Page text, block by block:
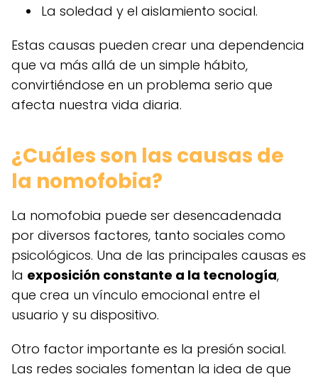
La soledad y el aislamiento social.
Estas causas pueden crear una dependencia
que va más allá de un simple hábito,
convirtiéndose en un problema serio que
afecta nuestra vida diaria.
¿Cuáles son las causas de
la nomofobia?
La nomofobia puede ser desencadenada
por diversos factores, tanto sociales como
psicológicos. Una de las principales causas es
la exposición constante a la tecnología,
que crea un vínculo emocional entre el
usuario y su dispositivo.
Otro factor importante es la presión social.
Las redes sociales fomentan la idea de que